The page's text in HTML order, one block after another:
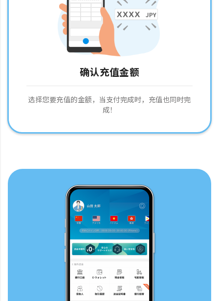
确认充值金额
选择您要充值的金额，当支付完成时，充值也同时完
成！